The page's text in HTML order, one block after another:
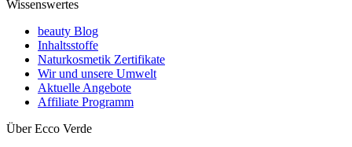
Wissenswertes
beauty Blog
Inhaltsstoffe
Naturkosmetik Zertifikate
Wir und unsere Umwelt
Aktuelle Angebote
Affiliate Programm
Über Ecco Verde